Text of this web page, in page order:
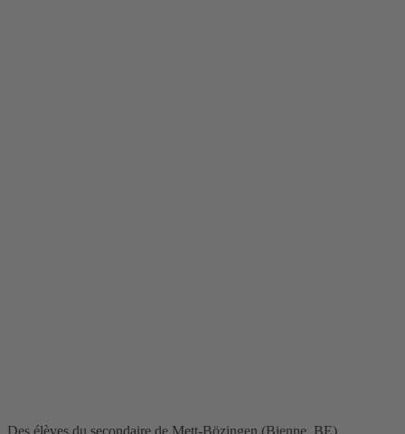
Des élèves du secondaire de Mett-Bözingen (Bienne, BE)